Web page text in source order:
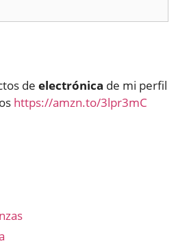
de electrónica de mi perfil
https://amzn.to/3lpr3mC